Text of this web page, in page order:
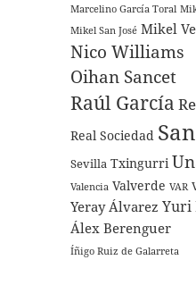
Marcelino García Toral
Mikel San José Mikel
Nico Williams
Oihan Sancet
Raúl García
Real Sociedad
Sevilla Txingurri
Valencia Valverde VAR
Yeray Álvarez Yuri
Álex Berenguer
Íñigo Ruiz de Galarreta